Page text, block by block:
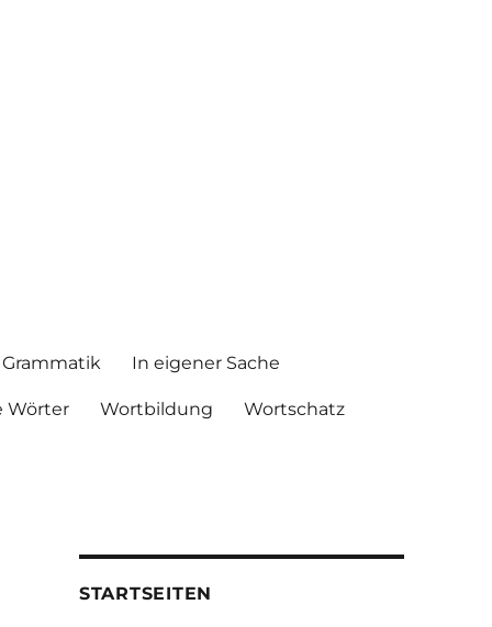
Grammatik In eigener Sache
Wörter Wortbildung Wortschatz
STARTSEITEN